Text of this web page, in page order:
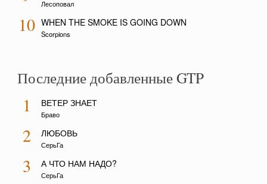
Лесоповал
10 WHEN THE SMOKE IS GOING DOWN
Scorpions
Последние добавленные GTP
1 ВЕТЕР ЗНАЕТ
Браво
2 ЛЮБОВЬ
СерьГа
3 А ЧТО НАМ НАДО?
СерьГа